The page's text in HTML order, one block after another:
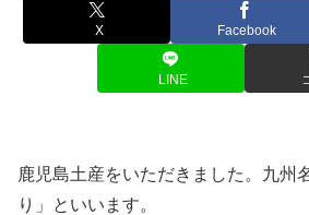
X Facebook
LINE
鹿児島土産をいただきました。九州
り」といいます。